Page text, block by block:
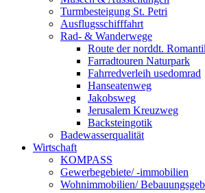
Turmbesteigung St. Petri
Ausflugsschifffahrt
Rad- & Wanderwege
Route der norddt.
Farradtouren Naturpark
Fahrredverleih usedomrad
Hanseatenweg
Jakobsweg
Jerusalem Kreuzweg
Backsteingotik
Badewasserqualität
Wirtschaft
KOMPASS
Gewerbegebiete/ -immobilien
Wohnimmobilien/